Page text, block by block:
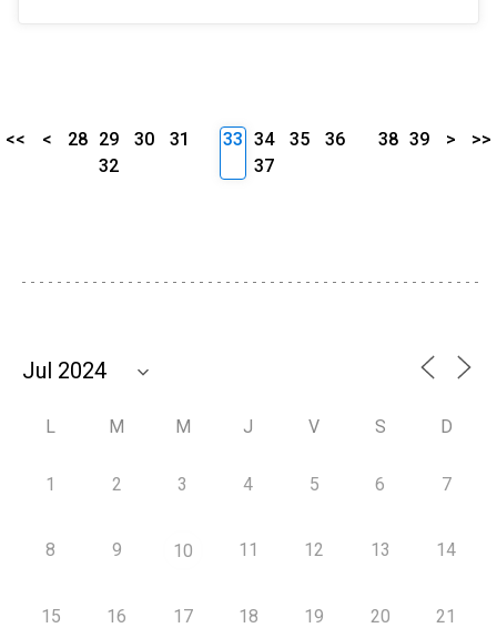
<< < 28 29 30
31
32
33 34 35
36
37
38 39 > >>
L M M J V S D
1 2 3 4 5 6 7
8 9 10 11 12 13 14
15 16 17 18 19 20 21